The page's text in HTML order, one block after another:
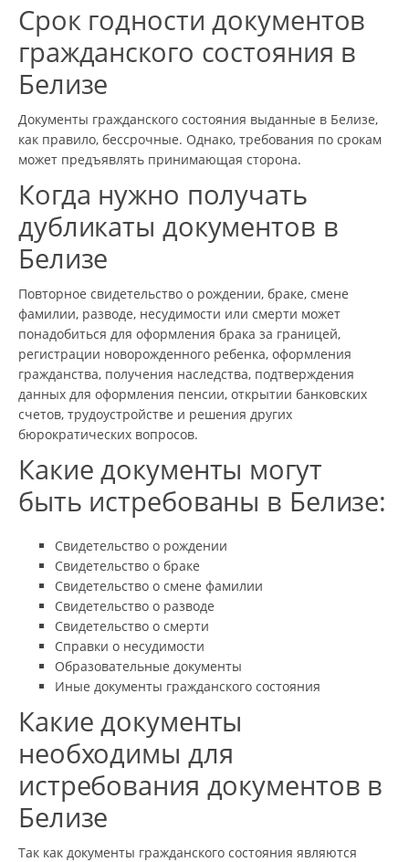
Срок годности документов
гражданского состояния в
Белизе
Документы гражданского состояния выданные в Белизе,
как правило, бессрочные. Однако, требования по срокам
может предъявлять принимающая сторона.
Когда нужно получать
дубликаты документов в
Белизе
Повторное свидетельство о рождении, браке, смене
фамилии, разводе, несудимости или смерти может
понадобиться для оформления брака за границей,
регистрации новорожденного ребенка, оформления
гражданства, получения наследства, подтверждения
данных для оформления пенсии, открытии банковских
счетов, трудоустройстве и решения других
бюрократических вопросов.
Какие документы могут
быть истребованы в Белизе:
Свидетельство о рождении
Свидетельство о браке
Свидетельство о смене фамилии
Свидетельство о разводе
Свидетельство о смерти
Справки о несудимости
Образовательные документы
Иные документы гражданского состояния
Какие документы
необходимы для
истребования документов в
Белизе
Так как документы гражданского состояния являются